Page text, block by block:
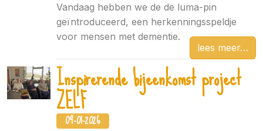
Vandaag hebben we de de luma-pin
geïntroduceerd, een herkenningsspeldje
voor mensen met dementie.
lees meer
Inspirerende bijeenkomst project
ZELF
09-01-2026